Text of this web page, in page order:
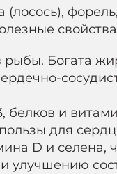
рыбы. Богата
и
для
D и селена,
улучшению